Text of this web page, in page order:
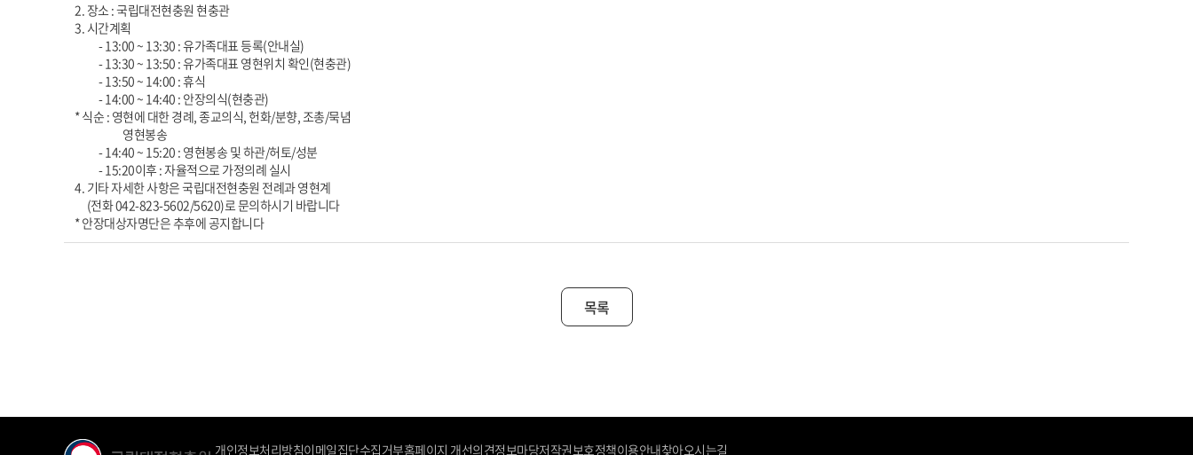
2. 장소 : 국립대전현충원 현충관
3. 시간계획
- 13:00 ~ 13:30 : 유가족대표 등록(안내실)
- 13:30 ~ 13:50 : 유가족대표 영현위치 확인(현충관)
- 13:50 ~ 14:00 : 휴식
- 14:00 ~ 14:40 : 안장의식(현충관)
* 식순 : 영현에 대한 경례, 종교의식, 헌화/분향, 조총/묵념
영현봉송
- 14:40 ~ 15:20 : 영현봉송 및 하관/허토/성분
- 15:20이후 : 자율적으로 가정의례 실시
4. 기타 자세한 사항은 국립대전현충원 전례과 영현계
(전화 042-823-5602/5620)로 문의하시기 바랍니다
* 안장대상자명단은 추후에 공지합니다
목록
개인정보처리방침이메일집단수집거부홈페이지 개선의견정보마당저작권보호정책이용안내찾아오시는길